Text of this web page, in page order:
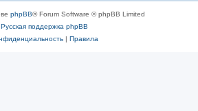
phpBB® Forum Software © phpBB Limited
Русская поддержка phpBB
| Правила